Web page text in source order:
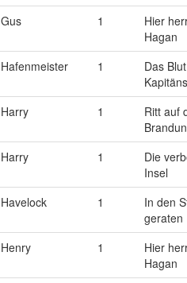
Gus 1
Hier
Hagan
Hafenmeister 1
Das
Kapitäns
Harry 1
Ritt auf
Harry 1
Die
Insel
Havelock 1
In den
geraten
Henry 1
Hier
Hagan